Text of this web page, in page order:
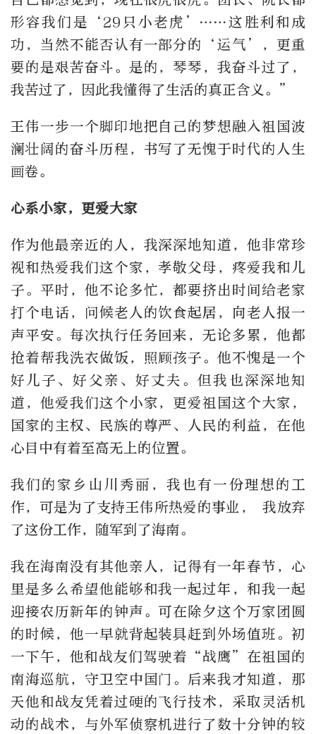
形容我们是‘29只小老虎’……这胜利和成
功，当然不能否认有一部分的‘运气’，更重
要的是艰苦奋斗。是的，琴琴，我奋斗过了，
我苦过了，因此我懂得了生活的真正含义。”
王伟一步一个脚印地把自己的梦想融入祖国波
澜壮阔的奋斗历程，书写了无愧于时代的人生
画卷。
心系小家，更爱大家
作为他最亲近的人，我深深地知道，他非常珍
视和热爱我们这个家，孝敬父母，疼爱我和儿
子。平时，他不论多忙，都要挤出时间给老家
打个电话，问候老人的饮食起居，向老人报一
声平安。每次执行任务回来，无论多累，他都
抢着帮我洗衣做饭，照顾孩子。他不愧是一个
好儿子、好父亲、好丈夫。但我也深深地知
道，他爱我们这个小家，更爱祖国这个大家，
国家的主权、民族的尊严、人民的利益，在他
心目中有着至高无上的位置。
我们的家乡山川秀丽，我也有一份理想的工
作，可是为了支持王伟所热爱的事业， 我放弃
了这份工作，随军到了海南。
我在海南没有其他亲人，记得有一年春节，心
里是多么希望他能够和我一起过年，和我一起
迎接农历新年的钟声。可在除夕这个万家团圆
的时候，他一早就背起装具赶到外场值班。初
一下午，他和战友们驾驶着“战鹰”在祖国的
南海巡航，守卫空中国门。后来我才知道，那
天他和战友凭着过硬的飞行技术，采取灵活机
动的战术，与外军侦察机进行了数十分钟的较